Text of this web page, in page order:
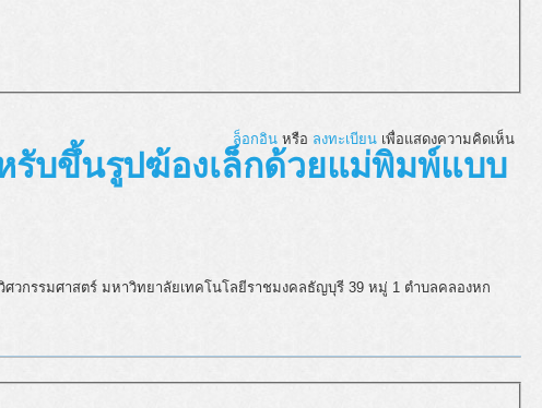
ล็อกอินหรือ ลงทะเบียนเพื่อแสดงความคิดเห็น
รับขึ้นรูปฆ้องเล็กด้วยแม่พิมพ์แบบ
กรรมศาสตร์ มหาวิทยาลัยเทคโนโลยีราชมงคลธัญบุรี 39 หมู่ 1 ตำบลคลองหก